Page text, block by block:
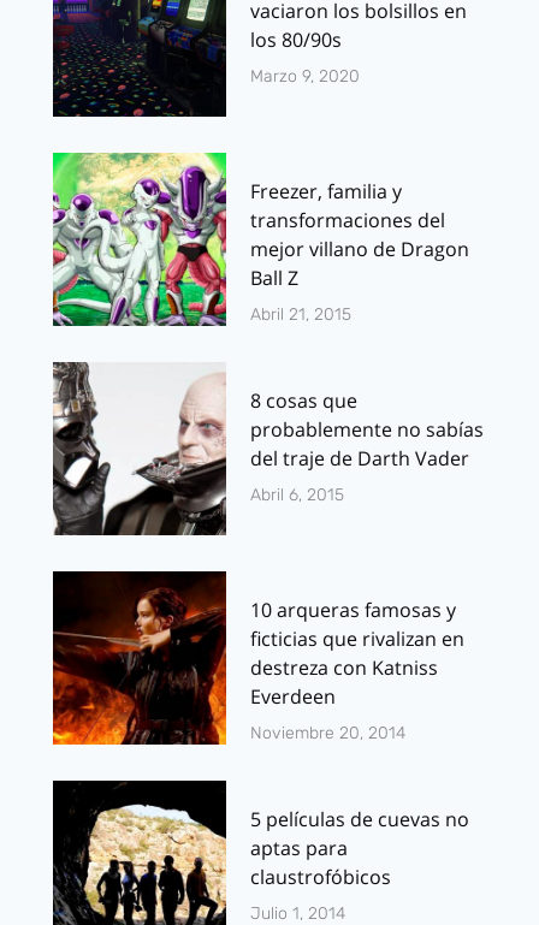
vaciaron los bolsillos en
los 80/90s
Marzo 9, 2020
Freezer, familia y
transformaciones del
mejor villano de Dragon
Ball Z
Abril 21, 2015
8 cosas que
probablemente no sabías
del traje de Darth Vader
Abril 6, 2015
10 arqueras famosas y
ficticias que rivalizan en
destreza con Katniss
Everdeen
Noviembre 20, 2014
5 películas de cuevas no
aptas para
claustrofóbicos
Julio 1, 2014